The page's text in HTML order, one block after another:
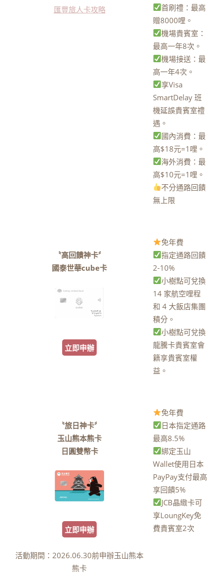
匯豐旅人卡攻略
首刷禮：最高
贈8000哩。
機場貴賓室：
最高一年8次。
機場接送：最
高一年4次。
享Visa
SmartDelay 班
機延誤貴賓室禮
遇。
國內消費：最
高$18元=1哩。
海外消費：最
高$10元=1哩。
不分通路回饋
無上限
〝高回饋神卡〞
國泰世華cube卡
立即申辦
免年費
指定通路回饋
2-10%
小樹點可兌換
14 家航空哩程
和 4 大飯店集團
積分。
小樹點可兌換
龍騰卡貴賓室會
籍享貴賓室權
益。
〝旅日神卡〞
玉山熊本熊卡
日圓雙幣卡
立即申辦
活動期間：2026.06.30前申辦玉山熊本
熊卡
免年費
日本指定通路
最高8.5%
綁定玉山
Wallet使用日本
PayPay支付最高
享回饋5%
JCB晶緻卡可
享LoungKey免
費貴賓室2次